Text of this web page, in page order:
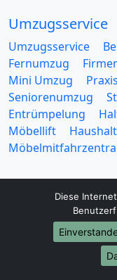
Umzugsservice
Umzugsservice
Fernumzug
Mini Umzug
Seniorenumzug
Entrümpelung
Möbellift
Europa-
Umzug von Jena
Diese